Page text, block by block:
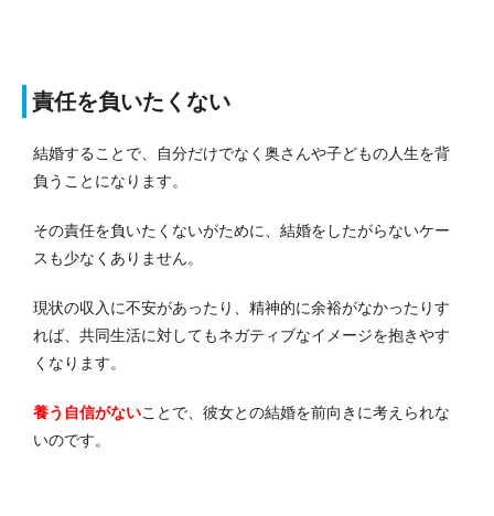
責任を負いたくない
結婚することで、自分だけでなく奥さんや子どもの人生を背
負うことになります。
その責任を負いたくないがために、結婚をしたがらないケー
スも少なくありません。
現状の収入に不安があったり、精神的に余裕がなかったりす
れば、共同生活に対してもネガティブなイメージを抱きやす
くなります。
養う自信がないことで、彼女との結婚を前向きに考えられな
いのです。